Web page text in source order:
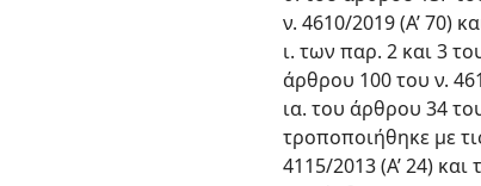
ν. 4610/2019 (Α’ 70)
ι. των παρ. 2 και 3
άρθρου 100 του ν.
ια. του άρθρου 34
τροποποιήθηκε με
4115/2013 (Α’ 24)